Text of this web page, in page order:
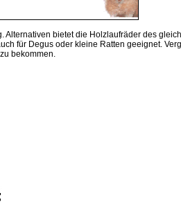
Alternativen bietet die Holzlaufräder des
für Degus oder kleine Ratten geeignet.
bekommen.